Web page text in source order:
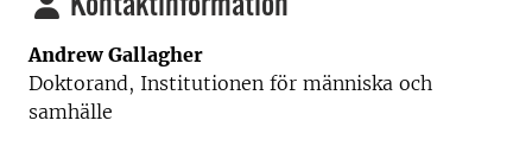
Andrew Gallagher
Doktorand, Institutionen för människa och
samhälle